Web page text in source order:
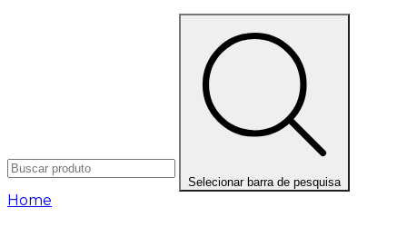
Selecionar barra de pesquisa
Home